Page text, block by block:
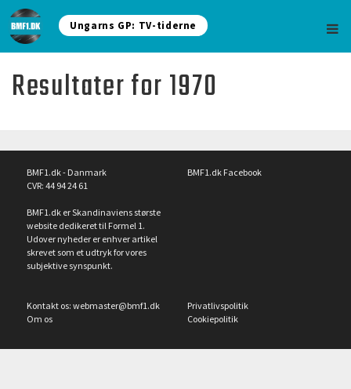
Ungarns GP: TV-tiderne
Resultater for 1970
BMF1.dk - Danmark
CVR: 44 94 24 61
BMF1.dk er Skandinaviens største
website dedikeret til Formel 1.
Udover nyheder er enhver artikel
skrevet som et udtryk for vores
subjektive synspunkt.
BMF1.dk Facebook
Kontakt os: webmaster@bmf1.dk
Om os
Privatlivspolitik
Cookiepolitik